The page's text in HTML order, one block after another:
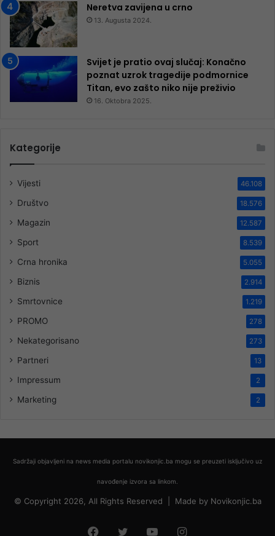
Neretva zavijena u crno
13. Augusta 2024.
Svijet je pratio ovaj slučaj: Konačno
poznat uzrok tragedije podmornice
Titan, evo zašto niko nije preživio
16. Oktobra 2025.
Kategorije
Vijesti 46.108
Društvo 18.576
Magazin 12.587
Sport 8.539
Crna hronika 5.055
Biznis 2.914
Smrtovnice 1.219
PROMO 278
Nekategorisano 273
Partneri 13
Impressum 2
Marketing 2
Sadržaji objavljeni na news media portalu novikonjic.ba mogu se preuzeti isključivo uz
navođenje izvora sa linkom.
© Copyright 2026, All Rights Reserved | Made by Novikonjic.ba
Facebook
Twitter YouTubeInstagram